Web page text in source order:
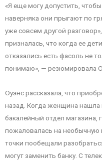
«Я еще могу допустить,
наверняка они прыгают по
уже совсем другой
призналась, что когда ее
отказались есть фасоль не
понимаю», — резюмировала
Оуэнс рассказала, что
назад. Когда женщина нашла
бакалейный отдел магазина,
пожаловалась на необычную
точки пообещали
могут заменить банку. С